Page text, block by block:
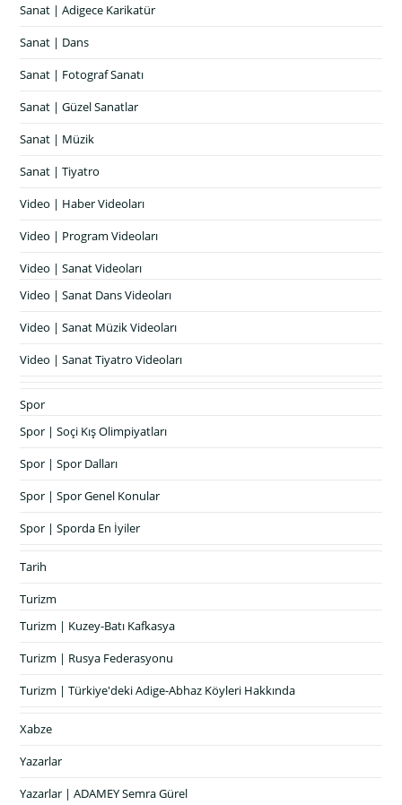
Sanat | Adigece Karikatür
Sanat | Dans
Sanat | Fotograf Sanatı
Sanat | Güzel Sanatlar
Sanat | Müzik
Sanat | Tiyatro
Video | Haber Videoları
Video | Program Videoları
Video | Sanat Videoları
Video | Sanat Dans Videoları
Video | Sanat Müzik Videoları
Video | Sanat Tiyatro Videoları
Spor
Spor | Soçi Kış Olimpiyatları
Spor | Spor Dalları
Spor | Spor Genel Konular
Spor | Sporda En İyiler
Tarih
Turizm
Turizm | Kuzey-Batı Kafkasya
Turizm | Rusya Federasyonu
Turizm | Türkiye'deki Adige-Abhaz Köyleri Hakkında
Xabze
Yazarlar
Yazarlar | ADAMEY Semra Gürel